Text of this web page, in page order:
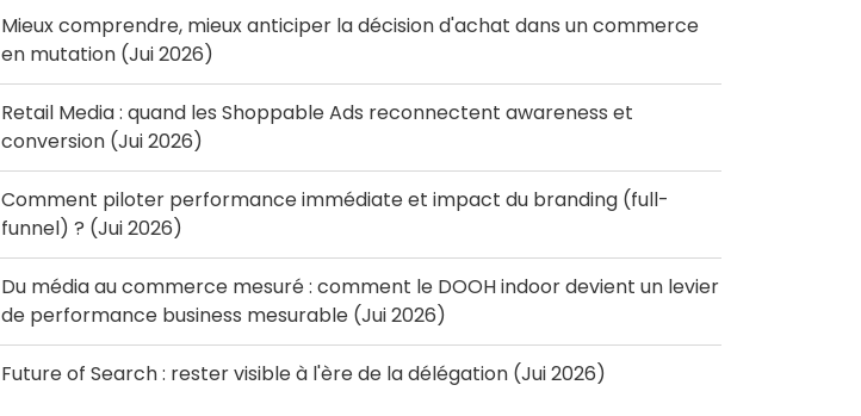
Mieux comprendre, mieux anticiper la décision d'achat dans un commerce
en mutation (Jui 2026)
Retail Media : quand les Shoppable Ads reconnectent awareness et
conversion (Jui 2026)
Comment piloter performance immédiate et impact du branding (full-
funnel) ? (Jui 2026)
Du média au commerce mesuré : comment le DOOH indoor devient un levier
de performance business mesurable (Jui 2026)
Future of Search : rester visible à l'ère de la délégation (Jui 2026)